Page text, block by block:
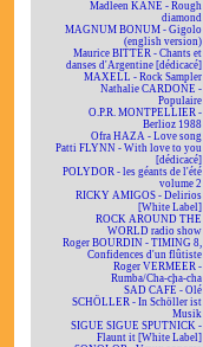
Madleen KANE - Rough
diamond
MAGNUM BONUM - Gigolo
(english version)
Maurice BITTER - Chants et
danses d'Argentine [dédicacé]
MAXELL - Rock Sampler
Nathalie CARDONE -
Populaire
O.P.R. MONTPELLIER -
Berlioz 1988
Ofra HAZA - Love song
Patti FLYNN - With love to you
[dédicacé]
POLYDOR - les géants de l'été
volume 2
RICKY AMIGOS - Delirios
[White Label]
ROCK AROUND THE
WORLD radio show
Roger BOURDIN - TIMING 8,
Confidences d'un flûtiste
Roger VERMEER -
Rumba/Cha-cha-cha
SAD CAFÉ - Olé
SCHÖLLER - In Schöller ist
Musik
SIGUE SIGUE SPUTNICK -
Flaunt it [White Label]